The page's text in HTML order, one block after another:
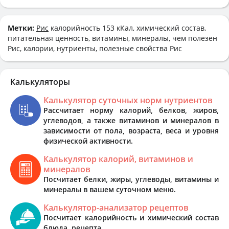
Метки: Рис калорийность 153 кКал, химический состав,
питательная ценность, витамины, минералы, чем полезен
Рис, калории, нутриенты, полезные свойства Рис
Калькуляторы
Калькулятор суточных норм нутриентов
Рассчитает норму калорий, белков, жиров,
углеводов, а также витаминов и минералов в
зависимости от пола, возраста, веса и уровня
физической активности.
Калькулятор калорий, витаминов и
минералов
Посчитает белки, жиры, углеводы, витамины и
минералы в вашем суточном меню.
Калькулятор-анализатор рецептов
Посчитает калорийность и химический состав